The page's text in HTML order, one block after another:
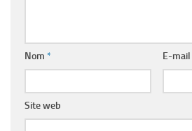
Nom * E-mail
Site web